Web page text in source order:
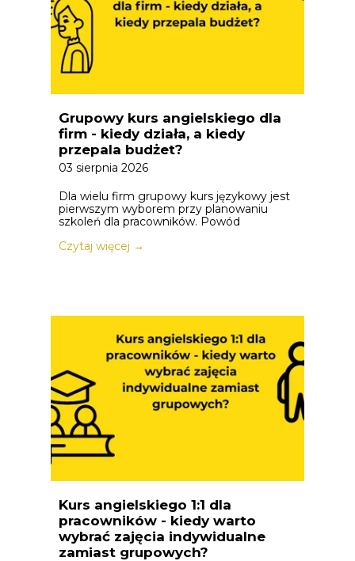
Grupowy kurs angielskiego dla
firm - kiedy działa, a kiedy
przepala budżet?
03 sierpnia 2026
Dla wielu firm grupowy kurs językowy jest
pierwszym wyborem przy planowaniu
szkoleń dla pracowników. Powód
Czytaj więcej →
Kurs angielskiego 1:1 dla
pracowników - kiedy warto
wybrać zajęcia indywidualne
zamiast grupowych?